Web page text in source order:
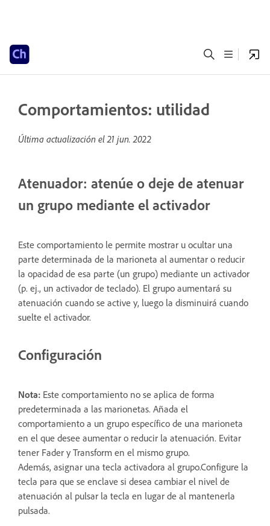
Comportamientos: utilidad
Última actualización el21 jun. 2022
Atenuador: atenúe o deje de atenuar
un grupo mediante el activador
Este comportamiento le permite mostrar u ocultar una
parte determinada de la marioneta al aumentar o reducir
la opacidad de esa parte (un grupo) mediante un activador
(p. ej., un activador de teclado). El grupo aumentará su
atenuación cuando se active y, luego la disminuirá cuando
suelte el activador.
Configuración
Nota: Este comportamiento no se aplica de forma
predeterminada a las marionetas. Añada el
comportamiento a un grupo específico de una marioneta
en el que desee aumentar o reducir la atenuación. Evitar
tener Fader y Transform en el mismo grupo.
Además, asignar una tecla activadora al grupo.Configure la
tecla para que se enclave si desea cambiar el nivel de
atenuación al pulsar la tecla en lugar de al mantenerla
pulsada.